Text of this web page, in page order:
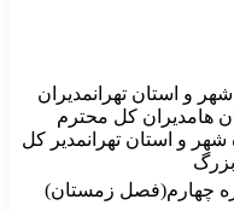
و استان تهرانمدیران
هامدیران کل محترم
شهر و استان تهرانمدیر کل
چهارم(فصل زمستان)